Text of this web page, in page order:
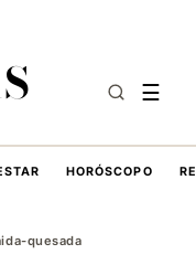
☰
HORÓSCOPO
quesada